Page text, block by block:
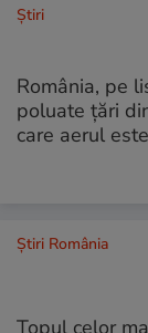
Ştiri
România, pe
poluate țări
care aerul
Știri România
Topul celor